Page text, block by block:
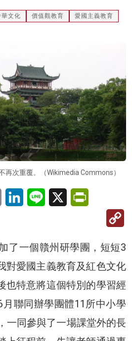
華文化 價值觀教育
愛國主義教育
再次重覆。（Wikimedia Commons）
Email LinkedInLine X
了一個贛州研學團，短短3
對愛國主義教育及紅色文化
也特意將這個特別的學習經
聯同辦學團體11所中小學
一同參與了一場課堂外的長